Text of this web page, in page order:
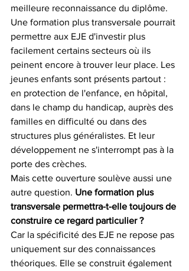
meilleure reconnaissance du diplôme.
Une formation plus transversale pourrait
permettre aux EJE d'investir plus
facilement certains secteurs où ils
peinent encore à trouver leur place. Les
jeunes enfants sont présents partout :
en protection de l'enfance, en hôpital,
dans le champ du handicap, auprès des
familles en difficulté ou dans des
structures plus généralistes. Et leur
développement ne s'interrompt pas à la
porte des crèches.
Mais cette ouverture soulève aussi une
autre question. Une formation plus
transversale permettra-t-elle toujours de
construire ce regard particulier ?
Car la spécificité des EJE ne repose pas
uniquement sur des connaissances
théoriques. Elle se construit également